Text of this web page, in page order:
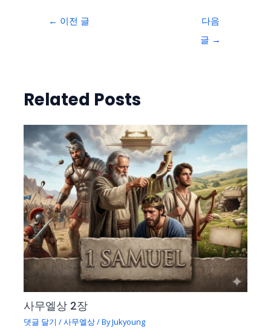
← 이전 글
다음
글 →
Related Posts
사무엘상 2장
댓글 달기 /사무엘상/ ByJukyoung